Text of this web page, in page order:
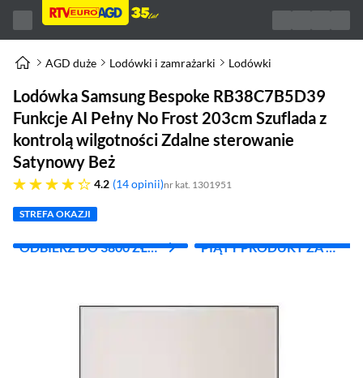
AGD duże Lodówki i zamrażarki Lodówki
Lodówka Samsung Bespoke RB38C7B5D39
Funkcje AI Pełny No Frost 203cm Szuflada z
kontrolą wilgotności Zdalne sterowanie
Satynowy Beż
4.2
4.2 gwiazdek 14 opinii nr kat. 1301951
STREFA OKAZJI
ODBIERZ DO 3800 ZŁ
PIĄTY PRODUKT ZA 1